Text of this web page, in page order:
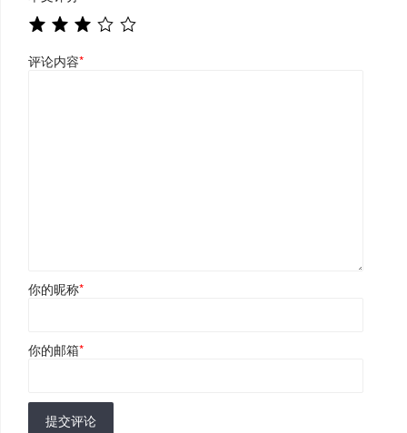
评论内容*
你的昵称*
你的邮箱*
提交评论